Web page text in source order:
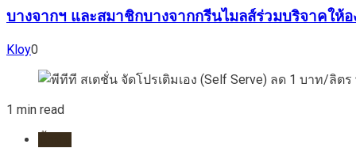
บางจากฯ และสมาชิกบางจากกรีนไมลส์ร่วมบริจาคให้
Kloy0
1 min read